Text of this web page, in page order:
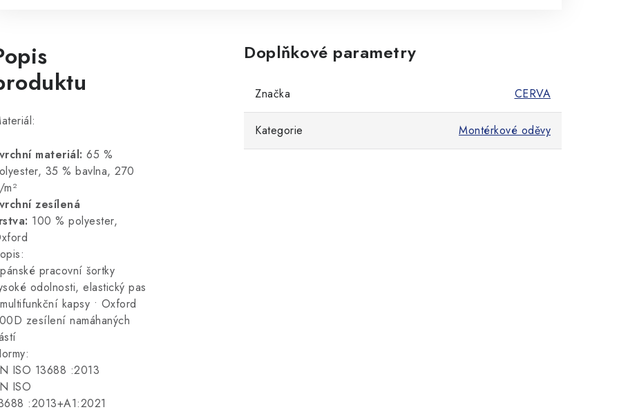
materiál: 65 %
35 % bavlna, 270
zesílená
100 % polyester,
pánské pracovní šortky
odolnosti, elastický pas
multifunkční kapsy • Oxford
zesílení namáhaných
ISO 13688 :2013
ISO
:2013+A1:2021
Doplňkové parametry
Značka CERVA
Kategorie Montérkové oděvy